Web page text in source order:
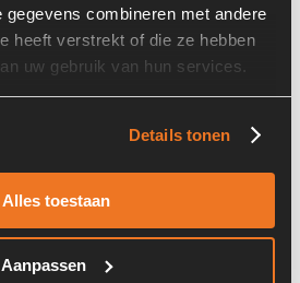
gegevens combineren met andere
heeft verstrekt of die ze hebben
uw gebruik van hun services.
Details tonen
Alles toestaan
Aanpassen
3021-051
Cable 1,20mtr